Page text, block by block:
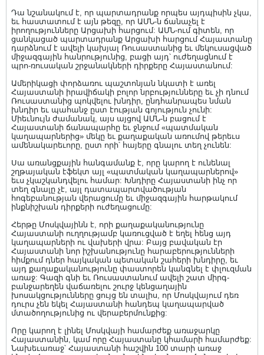
Դա նշանակում է, որ պարտադրանք որպես այդպիսին չկա,
եւ հաստատում է այն թեզը, որ ԱՄՆ-ն ճանաչել է
իրողությունները Արցախի հարցում: ԱՄՆ-ում գիտեն, որ
ցանկացած պարտադրանք Արցախի հարցում Հայաստանը
դարձնում է ավելի կախյալ Ռուսաստանից եւ մեկուսացված
միջազգային հանրությունից, բացի այդ՝ ուժեղացնում է
պրո-ռուսական շրջանակների դիրքերը Հայաստանում:
Ամերիկացի փորձառու պաշտոնյան նկատի է առել
Հայաստանի իրավիճակի բոլոր նրբությունները եւ չի դնում
Ռուսաստանից պոկվելու խնդիր, ընդհանրապես նման
խնդիր եւ պահանջ ըստ էության գոյություն չունի:
Միեւնույն ժամանակ, այս այցով ԱՄՆ-ն բացում է
Հայաստանի ճանապարհը եւ ջնջում «պատմական
կաղապարներից» մեկը եւ քաղաքական առումով թերեւս
ամենակարեւորը, ըստ որի՝ հայերը գնալու տեղ չունեն:
Սա առանցքային հանգամանք է, որը կարող է ունենալ
շղթայական էֆեկտ այլ «պատմական կաղապարներով»
եւս չկաշկանդվելու համար: Խնդիրը Հայաստանի ինչ որ
տեղ գնալը չէ, այլ դատապարտվածության
հոգեբանության վերացումը եւ միջազգային հարթակում
ինքնիշխան դիրքերի ուժեղացումը:
Հերթը Մոսկվայինն է, որի քաղաքականությունը
Հայաստանի ուղղությամբ կառուցված է եղել հենց այդ
կաղապարների ու վախերի վրա: Բայց բավական էր
Հայաստանի նոր իշխանությունը հարաբերությունների
հիմքում դներ հայկական պետական շահերի խնդիրը, եւ
այդ քաղաքականությունը փաստորեն կանգնել է փլուզման
առաջ: Գազի գնի եւ Ռուսաստանում ավելի շատ միրգ-
բանջարեղեն վաճառելու շուրջ կենցաղային
խոսակցությունները ցույց են տալիս, որ Մոսկվայում դեռ
դուրս չեն եկել Հայաստանի հանդեպ կաղապարված
մտածողությունից ու վերաբերմունքից:
Որը կարող է լինել Մոսկվայի համարժեք առաջարկը
Հայաստանին, կամ որը Հայաստանը կհամարի համարժեք:
Նախեւառաջ՝ Հայաստանի հաշվին 100 տարի առաջ